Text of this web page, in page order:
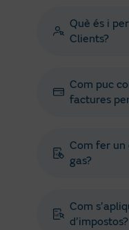
Què és i
Clients?
Com puc
factures
Com fer un
gas?
Com
d’impostos?